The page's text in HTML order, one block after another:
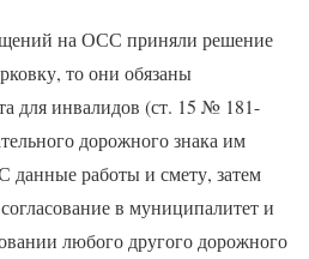
на ОСС приняли решение
то они обязаны
для инвалидов (ст. 15 № 181-
дорожного знака им
данные работы и смету, затем
в муниципалитет и
любого другого дорожного